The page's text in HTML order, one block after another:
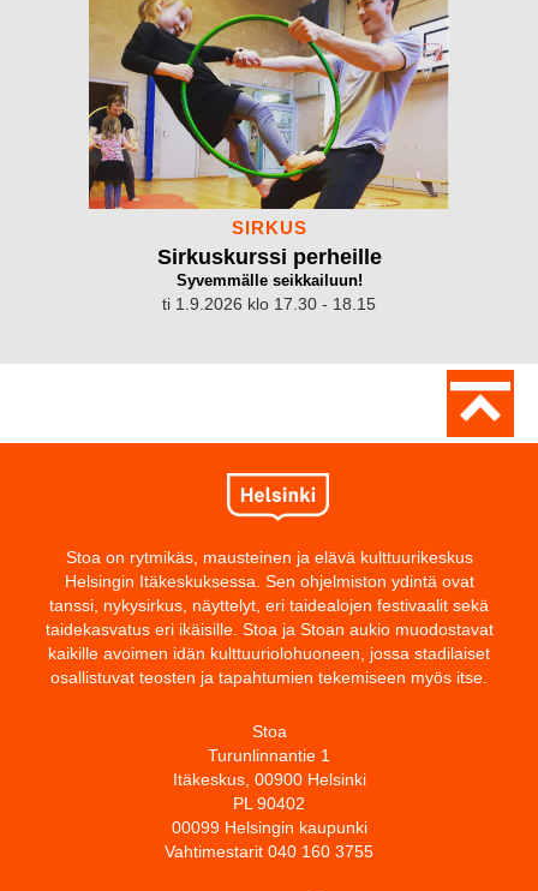
SIRKUS
Sirkuskurssi perheille
Syvemmälle seikkailuun!
ti 1.9.2026 klo 17.30 - 18.15
Stoa on rytmikäs, mausteinen ja elävä kulttuurikeskus
Helsingin Itäkeskuksessa. Sen ohjelmiston ydintä ovat
tanssi, nykysirkus, näyttelyt, eri taidealojen festivaalit sekä
taidekasvatus eri ikäisille. Stoa ja Stoan aukio muodostavat
kaikille avoimen idän kulttuuriolohuoneen, jossa stadilaiset
osallistuvat teosten ja tapahtumien tekemiseen myös itse.
Stoa
Turunlinnantie 1
Itäkeskus, 00900 Helsinki
PL 90402
00099 Helsingin kaupunki
Vahtimestarit 040 160 3755